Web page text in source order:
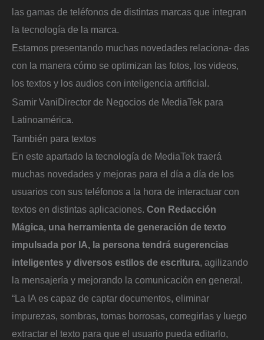
las gamas de teléfonos de distintas marcas que integran
la tecnología de la marca.
Estamos presentando muchas novedades relaciona- das
con la manera cómo se optimizan las fotos, los videos,
los textos y los audios con inteligencia artificial.
Samir VaniDirector de Negocios de MediaTek para
Latinoamérica.
También para textos
En este apartado la tecnología de MediaTek traerá
muchas novedades y mejoras para el día a día de los
usuarios con sus teléfonos a la hora de interactuar con
textos en distintas aplicaciones. Con Redacción
Mágica, una herramienta de generación de texto
impulsada por IA, la persona tendrá sugerencias
inteligentes y diversos estilos de escritura, agilizando
la mensajería y mejorando la comunicación en general.
“La IA es capaz de captar documentos, eliminar
impurezas, sombras, tomas borrosas, corregirlas y luego
extractar el texto para que el usuario pueda editarlo,